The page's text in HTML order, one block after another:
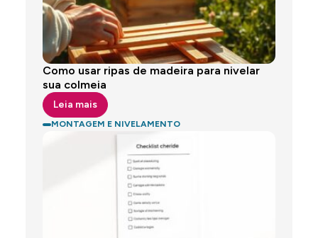
Como usar ripas de madeira para nivelar
sua colmeia
Leia mais
MONTAGEM E NIVELAMENTO